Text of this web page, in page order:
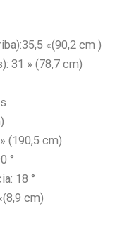
«(90,2 cm )
31 » (78,7 cm)
(190,5 cm)
°
18 °
cm)